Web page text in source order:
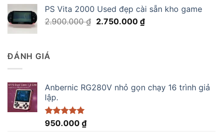
1.150.000 ₫. là:
890.000 ₫.
PS Vita 2000 Used đẹp cài sẵn kho game
2.900.000₫ Giá
2.750.000 ₫Giá
ĐÁNH GIÁ
Anbernic RG280V nhỏ gọn chạy 16 trình giả
lập.
Được xếp
950.000 ₫